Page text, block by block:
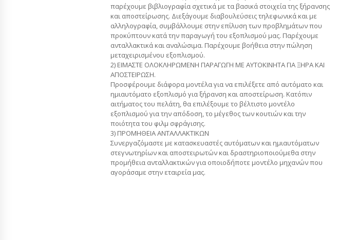
παρέχουμε βιβλιογραφία σχετικά με τα βασικά στοιχεία της ξήρανσης
και αποστείρωσης. Διεξάγουμε διαβουλεύσεις τηλεφωνικά και με
αλληλογραφία, συμβάλλουμε στην επίλυση των προβλημάτων που
προκύπτουν κατά την παραγωγή του εξοπλισμού μας. Παρέχουμε
ανταλλακτικά και αναλώσιμα. Παρέχουμε βοήθεια στην πώληση
μεταχειρισμένου εξοπλισμού.
2) ΕΙΜΑΣΤΕ ΟΛΟΚΛΗΡΩΜΕΝΗ ΠΑΡΑΓΩΓΗ ΜΕ ΑΥΤΟΚΙΝΗΤΑ ΓΙΑ ΞΗΡΑ ΚΑΙ
ΑΠΟΣΤΕΙΡΩΣΗ.
Προσφέρουμε διάφορα μοντέλα για να επιλέξετε από αυτόματο και
ημιαυτόματο εξοπλισμό για ξήρανση και αποστείρωση. Κατόπιν
αιτήματος του πελάτη, θα επιλέξουμε το βέλτιστο μοντέλο
εξοπλισμού για την απόδοση, το μέγεθος των κουτιών και την
ποιότητα του φιλμ σφράγισης.
3) ΠΡΟΜΗΘΕΙΑ ΑΝΤΑΛΛΑΚΤΙΚΩΝ
Συνεργαζόμαστε με κατασκευαστές αυτόματων και ημιαυτόματων
στεγνωτηρίων και αποστειρωτών και δραστηριοποιούμεθα στην
προμήθεια ανταλλακτικών για οποιοδήποτε μοντέλο μηχανών που
αγοράσαμε στην εταιρεία μας.